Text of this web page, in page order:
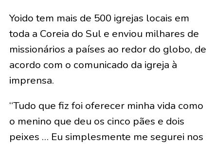
Yoido tem mais de 500 igrejas locais em
toda a Coreia do Sul e enviou milhares de
missionários a países ao redor do globo, de
acordo com o comunicado da igreja à
imprensa.
“Tudo que fiz foi oferecer minha vida como
o menino que deu os cinco pães e dois
peixes … Eu simplesmente me segurei nos